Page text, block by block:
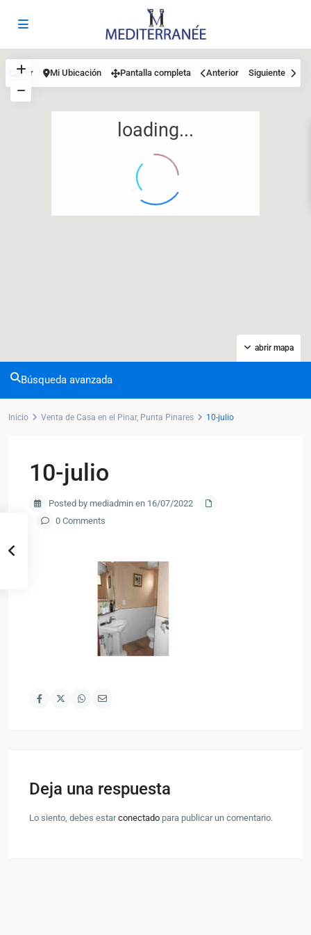
12
loading...
abrir mapa
Ver Mi Ubicación Pantalla completa Anterior Siguiente
Búsqueda avanzada
Inicio Venta de Casa en el Pinar, Punta Pinares 10-julio
10-julio
Posted by mediadmin en 16/07/2022
0 Comments
Deja una respuesta
Lo siento, debes estarconectado para publicar un comentario.